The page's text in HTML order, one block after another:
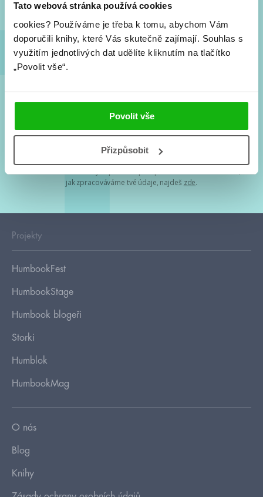
Tato webová stránka používá cookies
cookies? Používáme je třeba k tomu, abychom Vám
doporučili knihy, které Vás skutečně zajímají. Souhlas s
využitím jednotlivých dat udělíte kliknutím na tlačítko
„Povolit vše“.
Povolit vše
Přizpůsobit
Souhlasím spodmínkami zpracování osobních údajů
Tvá e-mailová adresa je u nás v bezpečí. Přečti si
jak zpracováváme tvé údaje, najdeš zde.
Projekty
HumbookFest
HumbookStage
Humbook blogeři
Storki
Humblok
HumbookMag
O nás
Blog
Knihy